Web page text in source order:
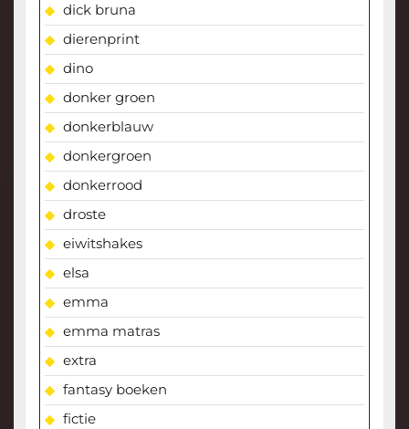
dick bruna
dierenprint
dino
donker groen
donkerblauw
donkergroen
donkerrood
droste
eiwitshakes
elsa
emma
emma matras
extra
fantasy boeken
fictie